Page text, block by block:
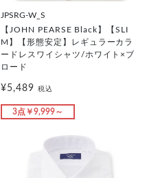
JPSRG-W_S
【JOHN PEARSE Black】【SLI
M】【形態安定】レギュラーカラ
ードレスワイシャツ/ホワイト×ブ
ロード
¥5,489 税込
3点￥9,999～